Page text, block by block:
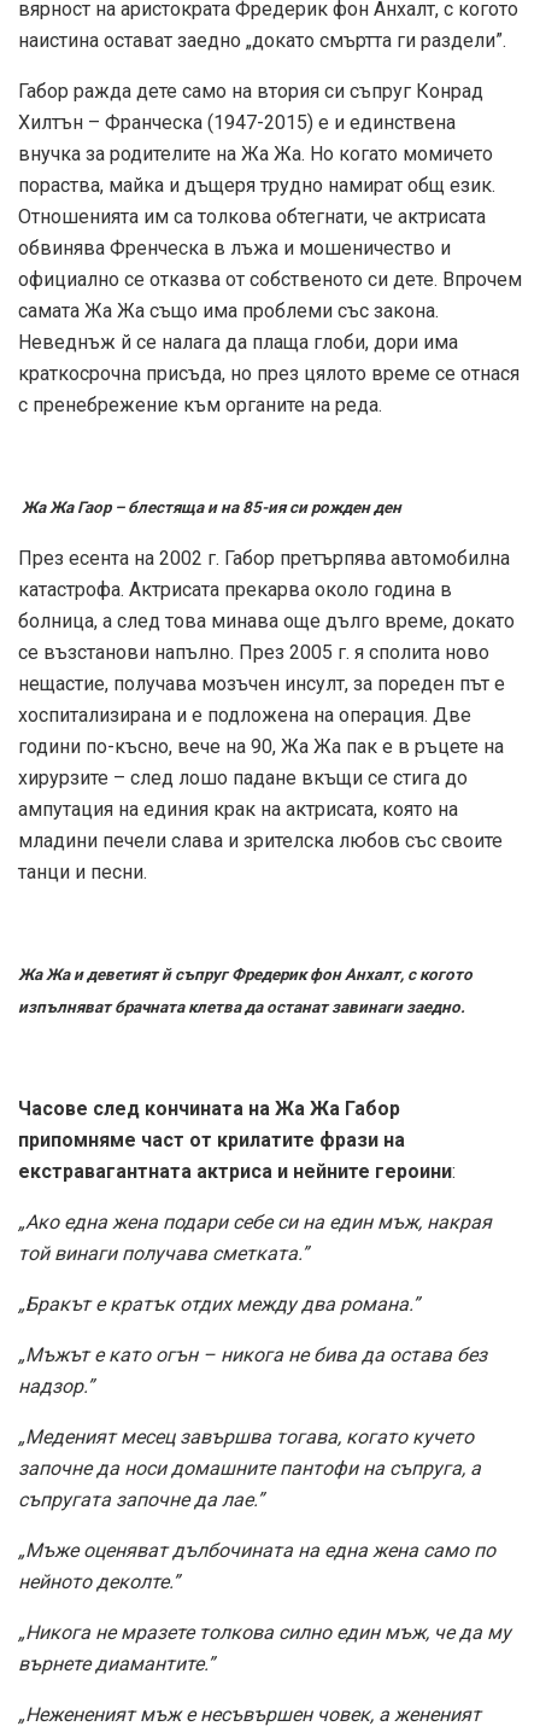
вярност на аристократа Фредерик фон Анхалт, с когото
наистина остават заедно „докато смъртта ги раздели”.
Габор ражда дете само на втория си съпруг Конрад
Хилтън – Франческа (1947-2015) е и единствена
внучка за родителите на Жа Жа. Но когато момичето
пораства, майка и дъщеря трудно намират общ език.
Отношенията им са толкова обтегнати, че актрисата
обвинява Френческа в лъжа и мошеничество и
официално се отказва от собственото си дете. Впрочем
самата Жа Жа също има проблеми със закона.
Неведнъж й се налага да плаща глоби, дори има
краткосрочна присъда, но през цялото време се отнася
с пренебрежение към органите на реда.
Жа Жа Гаор – блестяща и на 85-ия си рожден ден
През есента на 2002 г. Габор претърпява автомобилна
катастрофа. Актрисата прекарва около година в
болница, а след това минава още дълго време, докато
се възстанови напълно. През 2005 г. я сполита ново
нещастие, получава мозъчен инсулт, за пореден път е
хоспитализирана и е подложена на операция. Две
години по-късно, вече на 90, Жа Жа пак е в ръцете на
хирурзите – след лошо падане вкъщи се стига до
ампутация на единия крак на актрисата, която на
младини печели слава и зрителска любов със своите
танци и песни.
Жа Жа и деветият й съпруг Фредерик фон Анхалт, с когото
изпълняват брачната клетва да останат завинаги заедно.
Часове след кончината на Жа Жа Габор
припомняме част от крилатите фрази на
екстравагантната актриса и нейните героини:
„Ако една жена подари себе си на един мъж, накрая
той винаги получава сметката.”
„Бракът е кратък отдих между два романа.”
„Мъжът е като огън – никога не бива да остава без
надзор.”
„Меденият месец завършва тогава, когато кучето
започне да носи домашните пантофи на съпруга, а
съпругата започне да лае.”
„Мъже оценяват дълбочината на една жена само по
нейното деколте.”
„Никога не мразете толкова силно един мъж, че да му
върнете диамантите.”
„Нежененият мъж е несъвършен човек, а жененият